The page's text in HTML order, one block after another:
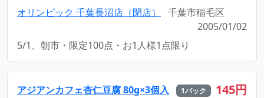
オリンピック 千葉長沼店（閉店）
千葉市稲毛区
2005/01/02
5/1、朝市・限定100点・お1人様1点限り
アジアンカフェ杏仁豆腐 80g×3個入 1パック 145円